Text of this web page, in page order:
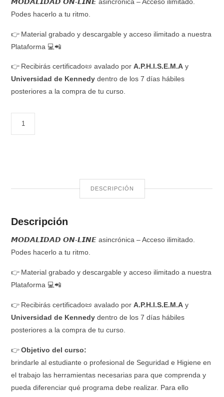
$ 25.000,00.$ 12.500,00.
𝙈𝙊𝘿𝘼𝙇𝙄𝘿𝘼𝘿 𝙊𝙉-𝙇𝙄𝙉𝙀 asincrónica – Acceso ilimitado.
Podes hacerlo a tu ritmo.
👉 Material grabado y descargable y acceso ilimitado a nuestra
Plataforma 💻📲
👉 Recibirás certificado📜 avalado porA.P.H.I.S.E.M.A y
Universidad de Kennedy dentro de los 7 días hábiles
posteriores a la compra de tu curso.
CANTIDAD
DESCRIPCIÓN
Descripción
𝙈𝙊𝘿𝘼𝙇𝙄𝘿𝘼𝘿 𝙊𝙉-𝙇𝙄𝙉𝙀 asincrónica – Acceso ilimitado.
Podes hacerlo a tu ritmo.
👉 Material grabado y descargable y acceso ilimitado a nuestra
Plataforma 💻📲
👉 Recibirás certificado📜 avalado porA.P.H.I.S.E.M.A y
Universidad de Kennedy dentro de los 7 días hábiles
posteriores a la compra de tu curso.
👉Objetivo del curso:
brindarle al estudiante o profesional de Seguridad e Higiene en
el trabajo las herramientas necesarias para que comprenda y
pueda diferenciar qué programa debe realizar. Para ello